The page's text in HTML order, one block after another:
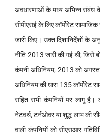
अवधारणाओं के मध्य अभिन्न संबंध
सीपीएसई के लिए कॉर्पोरेट
जारी किए। उक्त दिशानिर्देशों के
नीति-2013 जारी की गई थी, जिसे
कंपनी अधिनियम, 2013 को
अधिनियम की धारा 135 कॉर्पोरेट
सहित सभी कंपनियों पर लागू है।
नेटवर्थ, टर्नओवर या शुद्ध लाभ की
वाली कंपनियों को सीएसआर